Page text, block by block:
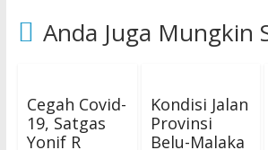
Anda Juga Mungkin
Cegah Covid-
19, Satgas
Yonif R
Kondisi Jalan
Provinsi
Belu-Malaka